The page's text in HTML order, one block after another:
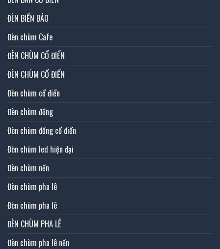
ĐÈN BIỂN BÁO
Đèn chùm Cafe
ĐÈN CHÙM CỔ ĐIỂN
ĐÈN CHÙM CỔ ĐIỂN
Đèn chùm cổ điển
Đèn chùm đồng
Đèn chùm đồng cổ điển
Đèn chùm led hiện đại
Đèn chùm nến
Đèn chùm pha lê
Đèn chùm pha lê
ĐÈN CHÙM PHA LÊ
Đèn chùm pha lê nến